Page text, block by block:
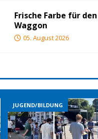
Frische Farbe für den
Waggon
05. August 2026
JUGEND/BILDUNG